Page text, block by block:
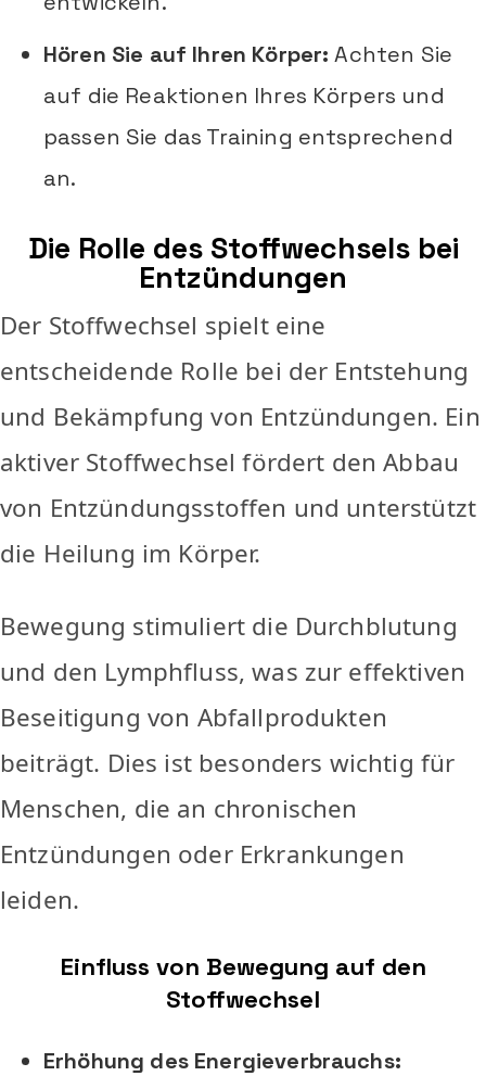
Hören Sie auf Ihren Körper: Achten Sie
auf die Reaktionen Ihres Körpers und
passen Sie das Training entsprechend
an.
Die Rolle des Stoffwechsels bei
Entzündungen
Der Stoffwechsel spielt eine
entscheidende Rolle bei der Entstehung
und Bekämpfung von Entzündungen. Ein
aktiver Stoffwechsel fördert den Abbau
von Entzündungsstoffen und unterstützt
die Heilung im Körper.
Bewegung stimuliert die Durchblutung
und den Lymphfluss, was zur effektiven
Beseitigung von Abfallprodukten
beiträgt. Dies ist besonders wichtig für
Menschen, die an chronischen
Entzündungen oder Erkrankungen
leiden.
Einfluss von Bewegung auf den
Stoffwechsel
Erhöhung des Energieverbrauchs: